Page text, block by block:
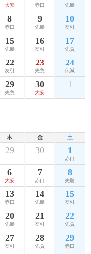
大安 赤口 先勝
8
赤口
9
先勝
10
友引
15
先勝
16
友引
17
先負
22
友引
23
先負
24
仏滅
29
先負
30
大安
1
木 金 土
29 30 1
赤口
6
大安
7
赤口
8
先勝
13
赤口
14
先勝
15
友引
20
先勝
21
友引
22
先負
27
友引
28
先負
29
赤口